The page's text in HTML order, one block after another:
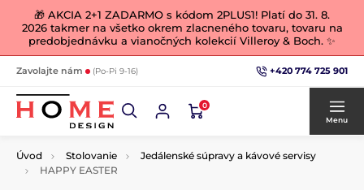
🎁 AKCIA 2+1 ZADARMO s kódom 2PLUS1! Platí do 31. 8.
2026 takmer na všetko okrem zlacneného tovaru, tovaru na
predobjednávku a vianočných kolekcií Villeroy & Boch. ✨
Zavolajte nám (Po-Pi 9-16) +420 774 725 901
0
Menu
Úvod Stolovanie
Jedálenské súpravy a kávové servisy
HAPPY EASTER